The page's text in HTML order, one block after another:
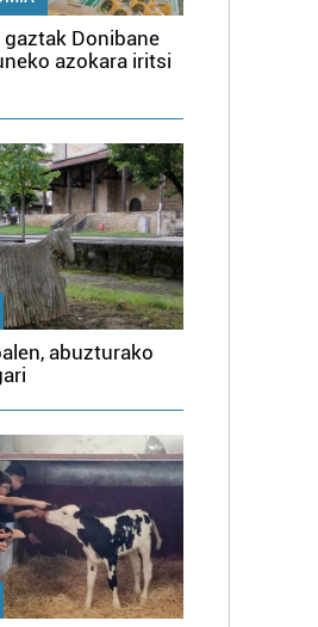
gaztak Donibane
azokara iritsi
abuzturako